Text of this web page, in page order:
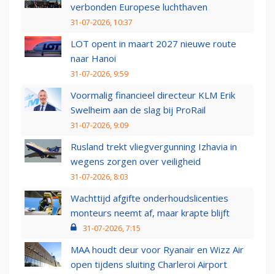
verbonden Europese luchthaven
31-07-2026, 10:37
LOT opent in maart 2027 nieuwe route
naar Hanoi
31-07-2026, 9:59
Voormalig financieel directeur KLM Erik
Swelheim aan de slag bij ProRail
31-07-2026, 9:09
Rusland trekt vliegvergunning Izhavia in
wegens zorgen over veiligheid
31-07-2026, 8:03
Wachttijd afgifte onderhoudslicenties
monteurs neemt af, maar krapte blijft
31-07-2026, 7:15
MAA houdt deur voor Ryanair en Wizz Air
open tijdens sluiting Charleroi Airport